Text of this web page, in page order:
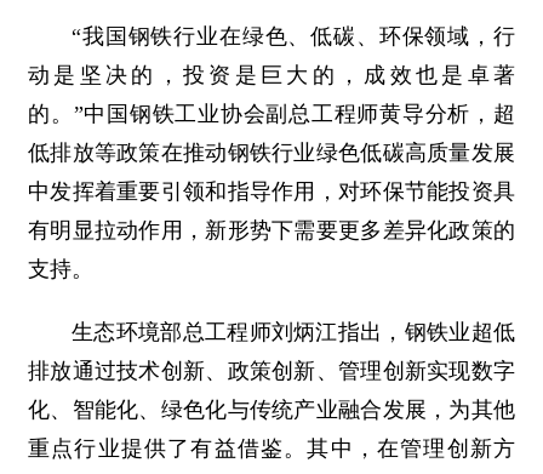
“我国钢铁行业在绿色、低碳、环保领域，行
动是坚决的，投资是巨大的，成效也是卓著
的。”中国钢铁工业协会副总工程师黄导分析，超
低排放等政策在推动钢铁行业绿色低碳高质量发展
中发挥着重要引领和指导作用，对环保节能投资具
有明显拉动作用，新形势下需要更多差异化政策的
支持。
生态环境部总工程师刘炳江指出，钢铁业超低
排放通过技术创新、政策创新、管理创新实现数字
化、智能化、绿色化与传统产业融合发展，为其他
重点行业提供了有益借鉴。其中，在管理创新方